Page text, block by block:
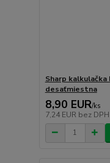
Sharp kalkulačka
desaťmiestna
8,90 EUR/ks
7,24 EUR bez DPH